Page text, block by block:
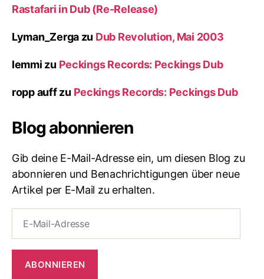
Rastafari in Dub (Re-Release)
Lyman_Zerga zu Dub Revolution, Mai 2003
lemmi zu Peckings Records: Peckings Dub
ropp auffzu Peckings Records: Peckings Dub
Blog abonnieren
Gib deine E-Mail-Adresse ein, um diesen Blog zu
abonnieren und Benachrichtigungen über neue
Artikel per E-Mail zu erhalten.
Mail-
ABONNIEREN